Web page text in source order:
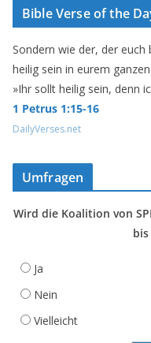
Bible Verse of the
Sondern wie der, der
heilig sein in eurem
»Ihr sollt heilig sein, denn
1 Petrus 1:15-16
DailyVerses.net
Umfragen
Wird die Koalition von
Ja
Nein
Vielleicht